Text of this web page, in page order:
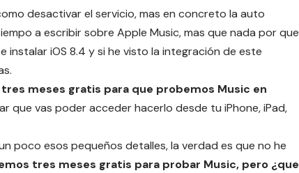
desactivar el servicio, mas en concreto la auto
a escribir sobre Apple Music, mas que nada por que
iOS 8.4 y si he visto la integración de este
meses gratis para que probemos Music en
que vas poder acceder hacerlo desde tu iPhone, iPad,
poco esos pequeños detalles, la verdad es que no he
tres meses gratis para probar Music, pero ¿que